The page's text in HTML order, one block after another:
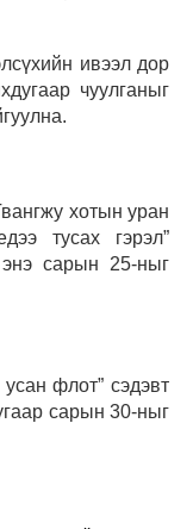
ивээл дор
чуулганыг
хотын уран
тусах гэрэл”
энэ сарын 25-ныг
флот” сэдэвт
сарын 30-ныг